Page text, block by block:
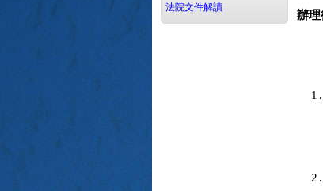
法院文件解讀
辦理